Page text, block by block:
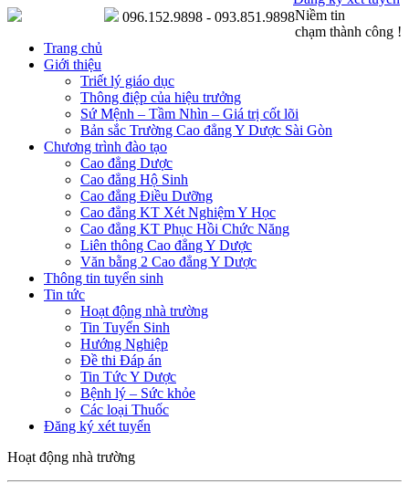
Niềm tin
chạm thành công !
096.152.9898 - 093.851.9898
Trang chủ
Giới thiệu
Triết lý giáo dục
Thông điệp của hiệu trưởng
Sứ Mệnh – Tầm Nhìn – Giá trị cốt lõi
Bản sắc Trường Cao đẳng Y Dược Sài Gòn
Chương trình đào tạo
Cao đẳng Dược
Cao đẳng Hộ Sinh
Cao đẳng Điều Dưỡng
Cao đẳng KT Xét Nghiệm Y Học
Cao đẳng KT Phục Hồi Chức Năng
Liên thông Cao đẳng Y Dược
Văn bằng 2 Cao đẳng Y Dược
Thông tin tuyển sinh
Tin tức
Hoạt động nhà trường
Tin Tuyển Sinh
Hướng Nghiệp
Đề thi Đáp án
Tin Tức Y Dược
Bệnh lý – Sức khỏe
Các loại Thuốc
Đăng ký xét tuyển
Hoạt động nhà trường